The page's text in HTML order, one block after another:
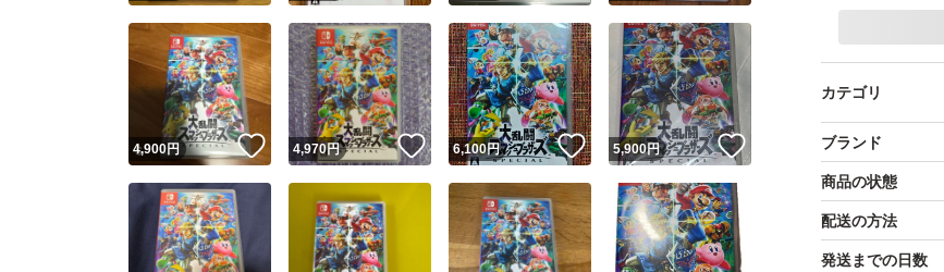
カテゴリ
ブランド
商品の状態
配送の方法
発送までの日数
4,900円 いいね！
4,970円 いいね！
6,100円 いいね！
5,900円